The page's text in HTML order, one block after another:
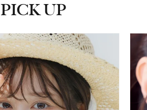
PICK UP